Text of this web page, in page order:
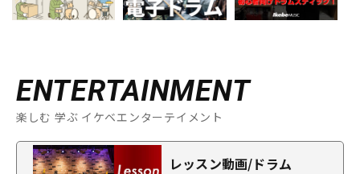
ENTERTAINMENT
楽しむ 学ぶ イケベエンターテイメント
レッスン動画/ドラム